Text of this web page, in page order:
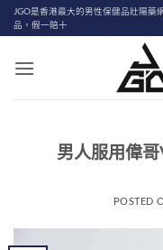
Skip
to
JGO是香港最大的男性保健品壯陽藥
品，假一賠十
男人服用偉
POSTED